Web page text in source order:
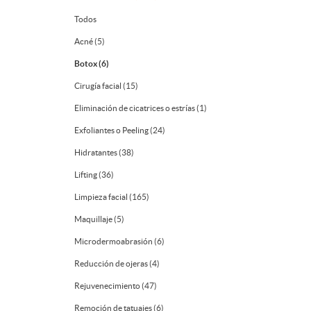
Todos
Acné (5)
Botox (6)
Cirugía facial (15)
Eliminación de cicatrices o estrías (1)
Exfoliantes o Peeling (24)
Hidratantes (38)
Lifting (36)
Limpieza facial (165)
Maquillaje (5)
Microdermoabrasión (6)
Reducción de ojeras (4)
Rejuvenecimiento (47)
Remoción de tatuajes (6)